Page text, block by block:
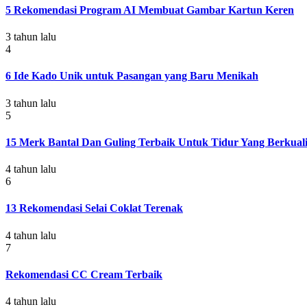
5 Rekomendasi Program AI Membuat Gambar Kartun Keren
3 tahun lalu
4
6 Ide Kado Unik untuk Pasangan yang Baru Menikah
3 tahun lalu
5
15 Merk Bantal Dan Guling Terbaik Untuk Tidur Yang
4 tahun lalu
6
13 Rekomendasi Selai Coklat Terenak
4 tahun lalu
7
Rekomendasi CC Cream Terbaik
4 tahun lalu